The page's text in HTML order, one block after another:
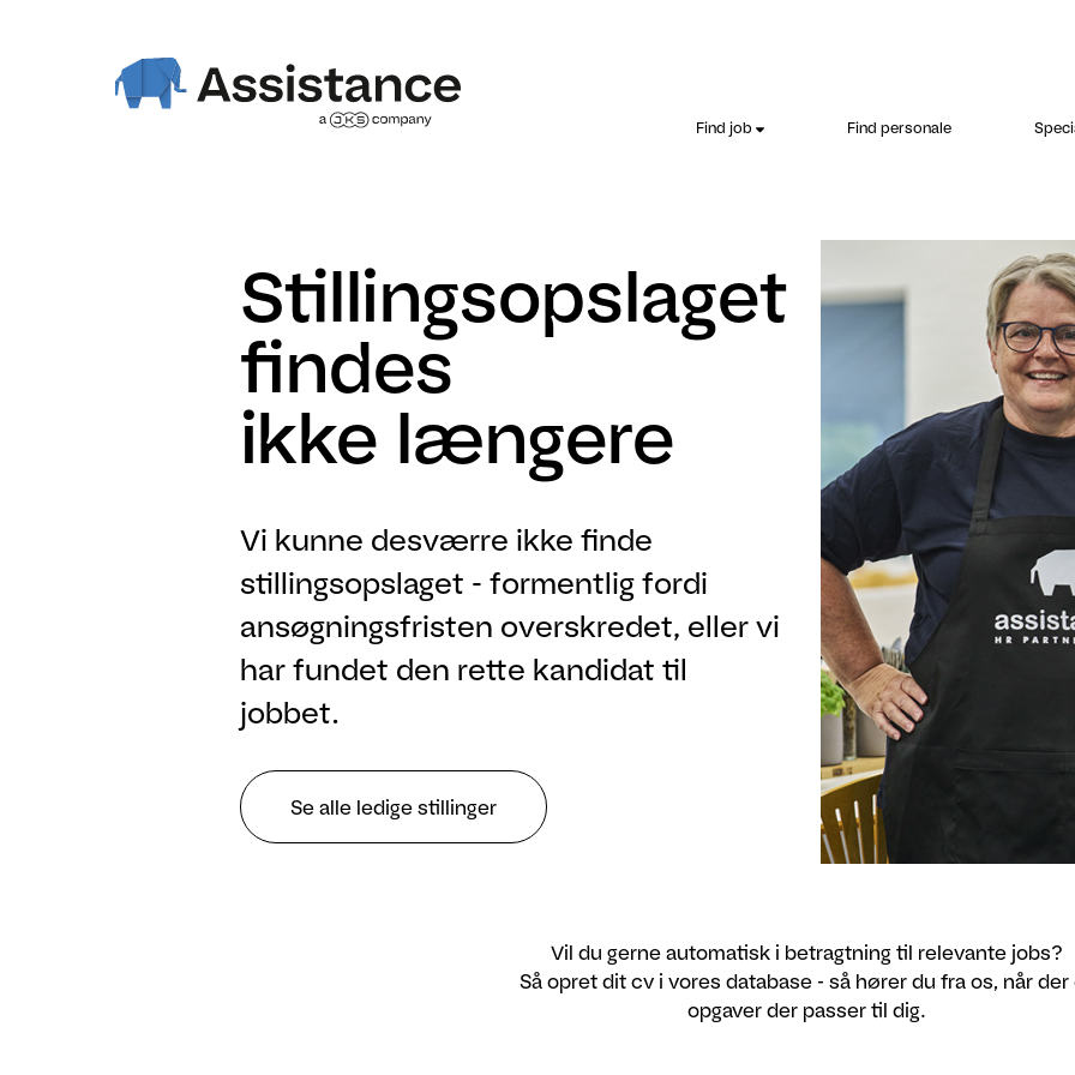
Find job Find personale
Stillingsopslaget
findes
ikke længere
Vi kunne desværre ikke finde
stillingsopslaget - formentlig fordi
ansøgningsfristen overskredet, eller vi
har fundet den rette kandidat til
jobbet.
Se alle ledige stillinger
Vil du gerne automatisk i betragtning til relevante jobs?
Så opret dit cv i vores database - så hører du fra os, når der
opgaver der passer til dig.